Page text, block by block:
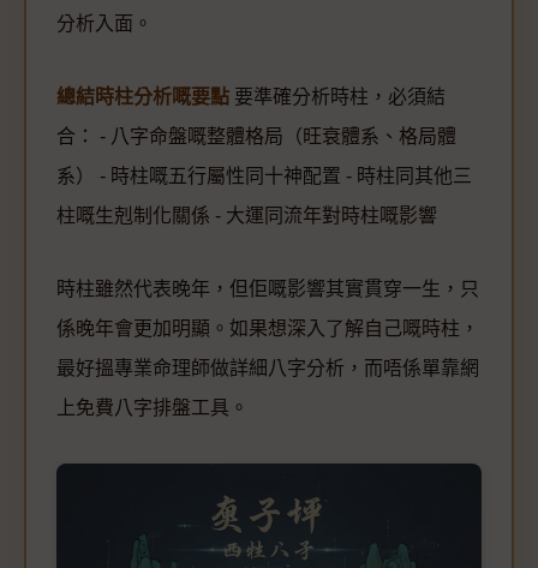
分析入面。
總結時柱分析嘅要點 要準確分析時柱，必須結
合： - 八字命盤嘅整體格局（旺衰體系、格局體
系） - 時柱嘅五行屬性同十神配置 - 時柱同其他三
柱嘅生剋制化關係 - 大運同流年對時柱嘅影響
時柱雖然代表晚年，但佢嘅影響其實貫穿一生，只
係晚年會更加明顯。如果想深入了解自己嘅時柱，
最好搵專業命理師做詳細八字分析，而唔係單靠網
上免費八字排盤工具。